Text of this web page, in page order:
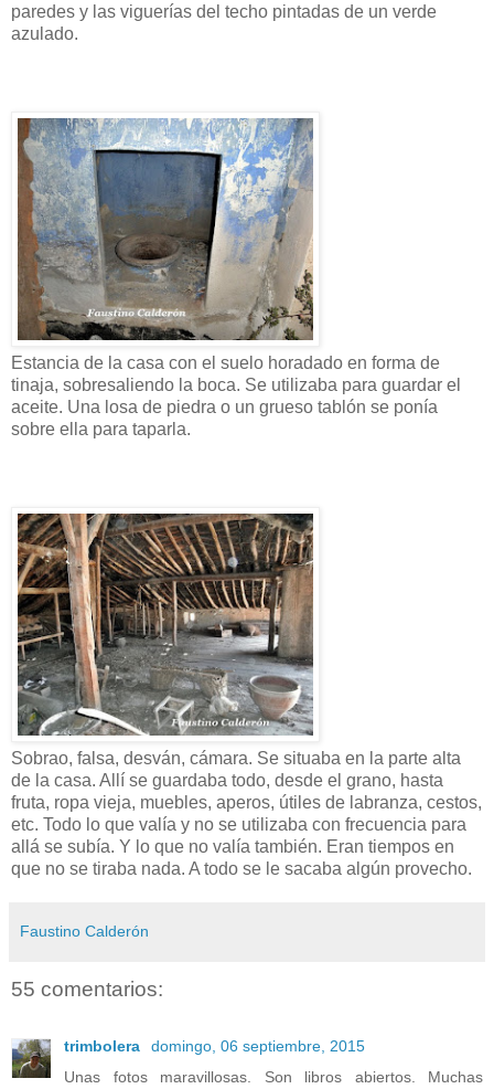
paredes y las viguerías del techo pintadas de un verde
azulado.
Estancia de la casa con el suelo horadado en forma de
tinaja, sobresaliendo la boca. Se utilizaba para guardar el
aceite. Una losa de piedra o un grueso tablón se ponía
sobre ella para taparla.
Sobrao, falsa, desván, cámara. Se situaba en la parte alta
de la casa. Allí se guardaba todo, desde el grano, hasta
fruta, ropa vieja, muebles, aperos, útiles de labranza, cestos,
etc. Todo lo que valía y no se utilizaba con frecuencia para
allá se subía. Y lo que no valía también. Eran tiempos en
que no se tiraba nada. A todo se le sacaba algún provecho.
Faustino Calderón
55 comentarios:
trimbolera
domingo, 06 septiembre, 2015
Unas fotos maravillosas. Son libros abiertos. Muchas